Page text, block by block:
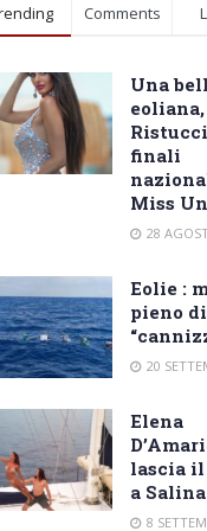
Comments
Una
finali
Miss
28
Eolie :
pieno di
20
Elena
lascia il
a Salina
8